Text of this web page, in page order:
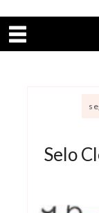
Abrir menu
Selo